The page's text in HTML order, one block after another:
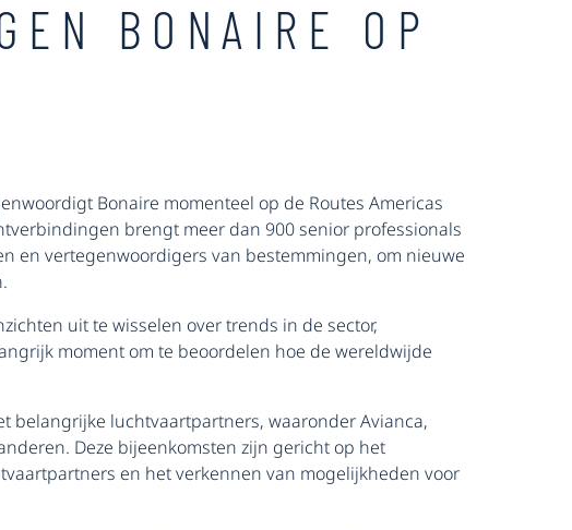
BONAIRE OP
Bonaire momenteel op de Routes Americas
brengt meer dan 900 senior professionals
en vertegenwoordigers van bestemmingen, om nieuwe
uit te wisselen over trends in de sector,
moment om te beoordelen hoe de wereldwijde
belangrijke luchtvaartpartners, waaronder Avianca,
Deze bijeenkomsten zijn gericht op het
en het verkennen van mogelijkheden voor